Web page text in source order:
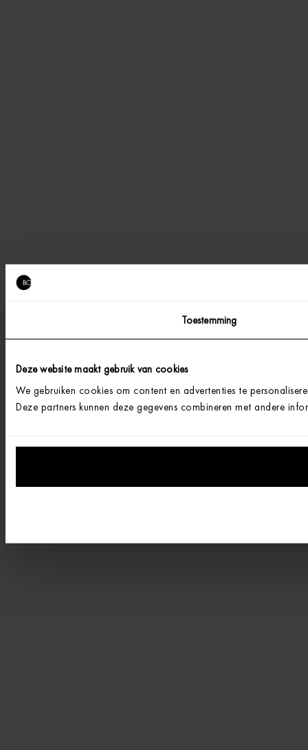
Toestemming
Deze website maakt gebruik van cookies
We gebruiken cookies om content en advertenties te
Deze partners kunnen deze gegevens combineren met andere